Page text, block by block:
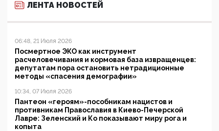
ЛЕНТА НОВОСТЕЙ
06:48, 21 Июля 2026
Посмертное ЭКО как инструмент
расчеловечивания и кормовая база извращенцев:
депутатам пора остановить нетрадиционные
методы «спасения демографии»
10:34, 07 Июля 2026
Пантеон «героям»-пособникам нацистов и
противникам Православия в Киево-Печерской
Лавре: Зеленский и Ко показывают миру рога и
копыта